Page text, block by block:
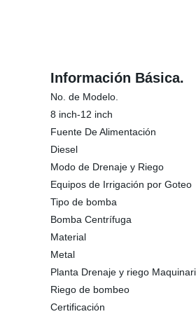
Información Básica.
No. de Modelo.
8 inch-12 inch
Fuente De Alimentación
Diesel
Modo de Drenaje y Riego
Equipos de Irrigación por Goteo
Tipo de bomba
Bomba Centrífuga
Material
Metal
Planta Drenaje y riego
Riego de bombeo
Certificación